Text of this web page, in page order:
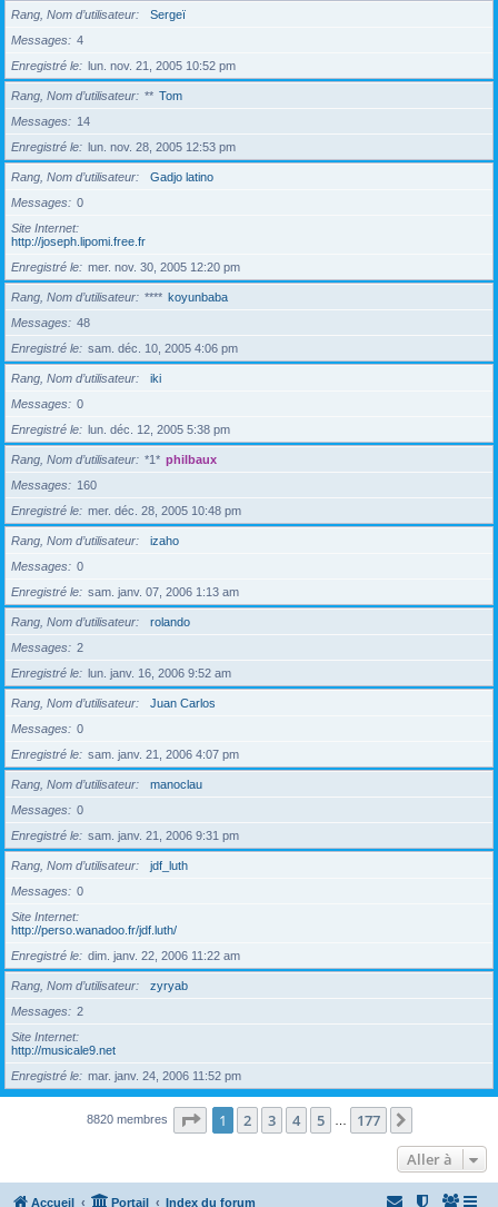
Rang, Nom d’utilisateur
Sergeï
Messages
4
Enregistré le
lun. nov. 21, 2005 10:52 pm
Rang, Nom d’utilisateur ** Tom
Messages
14
Enregistré le
lun. nov. 28, 2005 12:53 pm
Rang, Nom d’utilisateur
Gadjo latino
Messages
0
Site Internet
http://joseph.lipomi.free.fr
Enregistré le
mer. nov. 30, 2005 12:20 pm
Rang, Nom d’utilisateur **** koyunbaba
Messages
48
Enregistré le
sam. déc. 10, 2005 4:06 pm
Rang, Nom d’utilisateur
iki
Messages
0
Enregistré le
lun. déc. 12, 2005 5:38 pm
Rang, Nom d’utilisateur *1* philbaux
Messages
160
Enregistré le
mer. déc. 28, 2005 10:48 pm
Rang, Nom d’utilisateur
izaho
Messages
0
Enregistré le
sam. janv. 07, 2006 1:13 am
Rang, Nom d’utilisateur
rolando
Messages
2
Enregistré le
lun. janv. 16, 2006 9:52 am
Rang, Nom d’utilisateur
Juan Carlos
Messages
0
Enregistré le
sam. janv. 21, 2006 4:07 pm
Rang, Nom d’utilisateur
manoclau
Messages
0
Enregistré le
sam. janv. 21, 2006 9:31 pm
Rang, Nom d’utilisateur
jdf_luth
Messages
0
Site Internet
http://perso.wanadoo.fr/jdf.luth/
Enregistré le
dim. janv. 22, 2006 11:22 am
Rang, Nom d’utilisateur
zyryab
Messages
2
Site Internet
http://musicale9.net
Enregistré le
mar. janv. 24, 2006 11:52 pm
8820 membres Page 1sur177
1 2 3 4 5 177
Aller à
Accueil Portail Index du forum